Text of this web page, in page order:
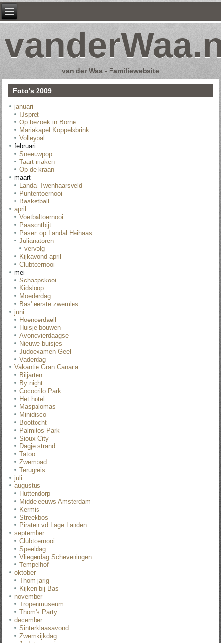
van der Waa - Familiewebsite
Foto's 2009
januari
IJspret
Op bezoek in Borne
Mariakapel Koppelsbrink
Volleybal
februari
Sneeuwpop
Taart maken
Op de kraan
maart
Landal Twenhaarsveld
Puntentoernooi
Basketball
april
Voetbaltoernooi
Paasontbijt
Pasen op Landal Heihaas
Julianatoren
vervolg
Kijkavond april
Clubtoernooi
mei
Schaapskooi
Kidsloop
Moederdag
Bas' eerste zwemles
juni
Hoenderdaell
Huisje bouwen
Avondvierdaagse
Nieuwe buisjes
Judoexamen Geel
Vaderdag
Vakantie Gran Canaria
Biljarten
By night
Cocodrilo Park
Het hotel
Maspalomas
Minidisco
Boottocht
Palmitos Park
Sioux City
Dagje strand
Tatoo
Zwembad
Terugreis
juli
augustus
Huttendorp
Middeleeuws Amsterdam
Kermis
Streekbos
Piraten vd Lage Landen
september
Clubtoernooi
Speeldag
Vliegerdag Scheveningen
Tempelhof
oktober
Thom jarig
Kijken bij Bas
november
Tropenmuseum
Thom's Party
december
Sinterklaasavond
Zwemkijkdag